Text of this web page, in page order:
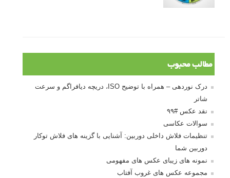
مطالب محبوب
درک نوردهی – همراه با توضیح ISO، دریچه دیافراگم و سرعت
شاتر
نقد عکس #۹۹
سوالات عکاسی
تنظیمات فلاش داخلی دوربین: آشنایی با گزینه های فلاش توکار
دوربین شما
نمونه های زیبای عکس های مفهومی
مجموعه عکس های غروب آفتاب